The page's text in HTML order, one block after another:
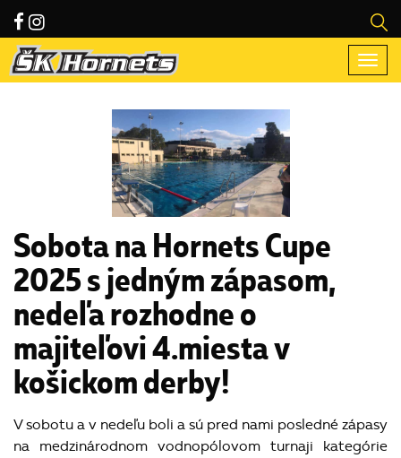
Sobota na Hornets Cupe
2025 s jedným zápasom,
nedeľa rozhodne o
majiteľovi 4.miesta v
košickom derby!
V sobotu a v nedeľu boli a sú pred nami posledné zápasy
na medzinárodnom vodnopólovom turnaji kategórie